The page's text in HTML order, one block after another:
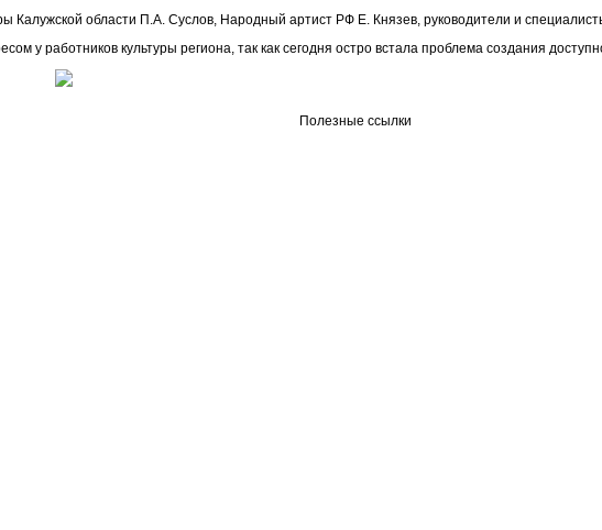
Калужской области П.А. Суслов, Народный артист РФ Е. Князев, руководители и
у работников культуры региона, так как сегодня остро встала проблема создания
Полезные ссылки